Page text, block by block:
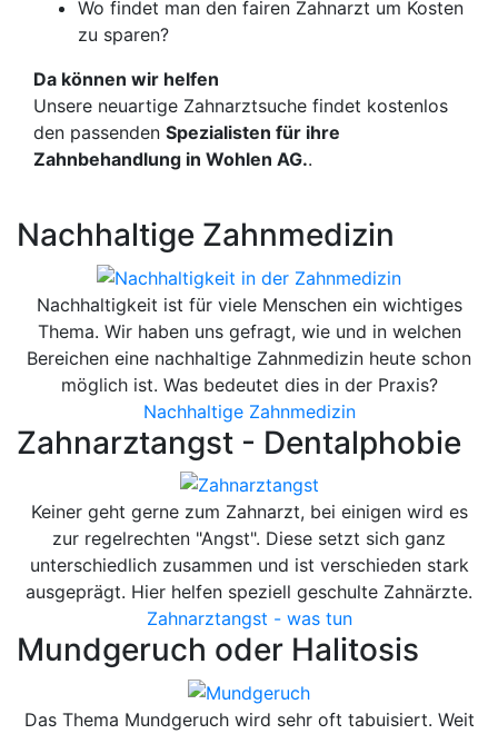
Wo findet man den fairen Zahnarzt um Kosten
zu sparen?
Da können wir helfen
Unsere neuartige Zahnarztsuche findet kostenlos
den passenden Spezialisten für ihre
Zahnbehandlung in Wohlen AG..
Nachhaltige Zahnmedizin
Nachhaltigkeit ist für viele Menschen ein wichtiges
Thema. Wir haben uns gefragt, wie und in welchen
Bereichen eine nachhaltige Zahnmedizin heute schon
möglich ist. Was bedeutet dies in der Praxis?
Nachhaltige Zahnmedizin
Zahnarztangst - Dentalphobie
Keiner geht gerne zum Zahnarzt, bei einigen wird es
zur regelrechten "Angst". Diese setzt sich ganz
unterschiedlich zusammen und ist verschieden stark
ausgeprägt. Hier helfen speziell geschulte Zahnärzte.
Zahnarztangst - was tun
Mundgeruch oder Halitosis
Das Thema Mundgeruch wird sehr oft tabuisiert. Weit